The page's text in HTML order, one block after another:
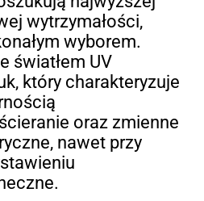
wytrzymałości,
wyborem.
światłem UV
który charakteryzuje
oraz zmienne
nawet przy